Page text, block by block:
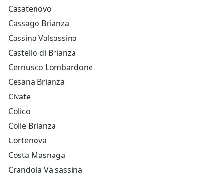
Casatenovo
Cassago Brianza
Cassina Valsassina
Castello di Brianza
Cernusco Lombardone
Cesana Brianza
Civate
Colico
Colle Brianza
Cortenova
Costa Masnaga
Crandola Valsassina